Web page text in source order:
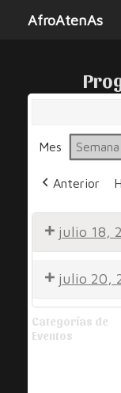
AfroAtenAs
Mes Semana
Anterior
julio 18,
Una julio 20,
Noche
por
Categorías de
Eventos